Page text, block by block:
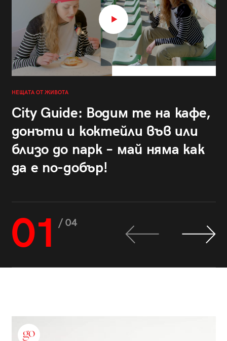
НЕЩАТА ОТ ЖИВОТА
City Guide: Водим те на кафе,
донъти и коктейли във или
близо до парк – май няма как
да е по-добър!
01 / 04